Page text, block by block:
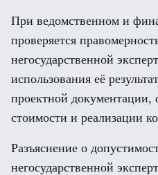
При ведомственном и
проверяется
негосударственной
использования её
проектной
стоимости и реализации
Разъяснение о
негосударственной